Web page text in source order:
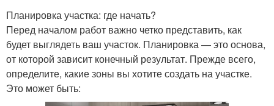
Планировка участка: где начать?
Перед началом работ важно четко представить, как
будет выглядеть ваш участок. Планировка — это основа,
от которой зависит конечный результат. Прежде всего,
определите, какие зоны вы хотите создать на участке.
Это может быть: